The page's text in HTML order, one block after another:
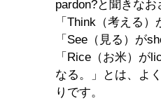
pardon?と聞きなお
「Think（考える
「See（見る）が
「Rice（お米）が
なる。」とは、よ
りです。